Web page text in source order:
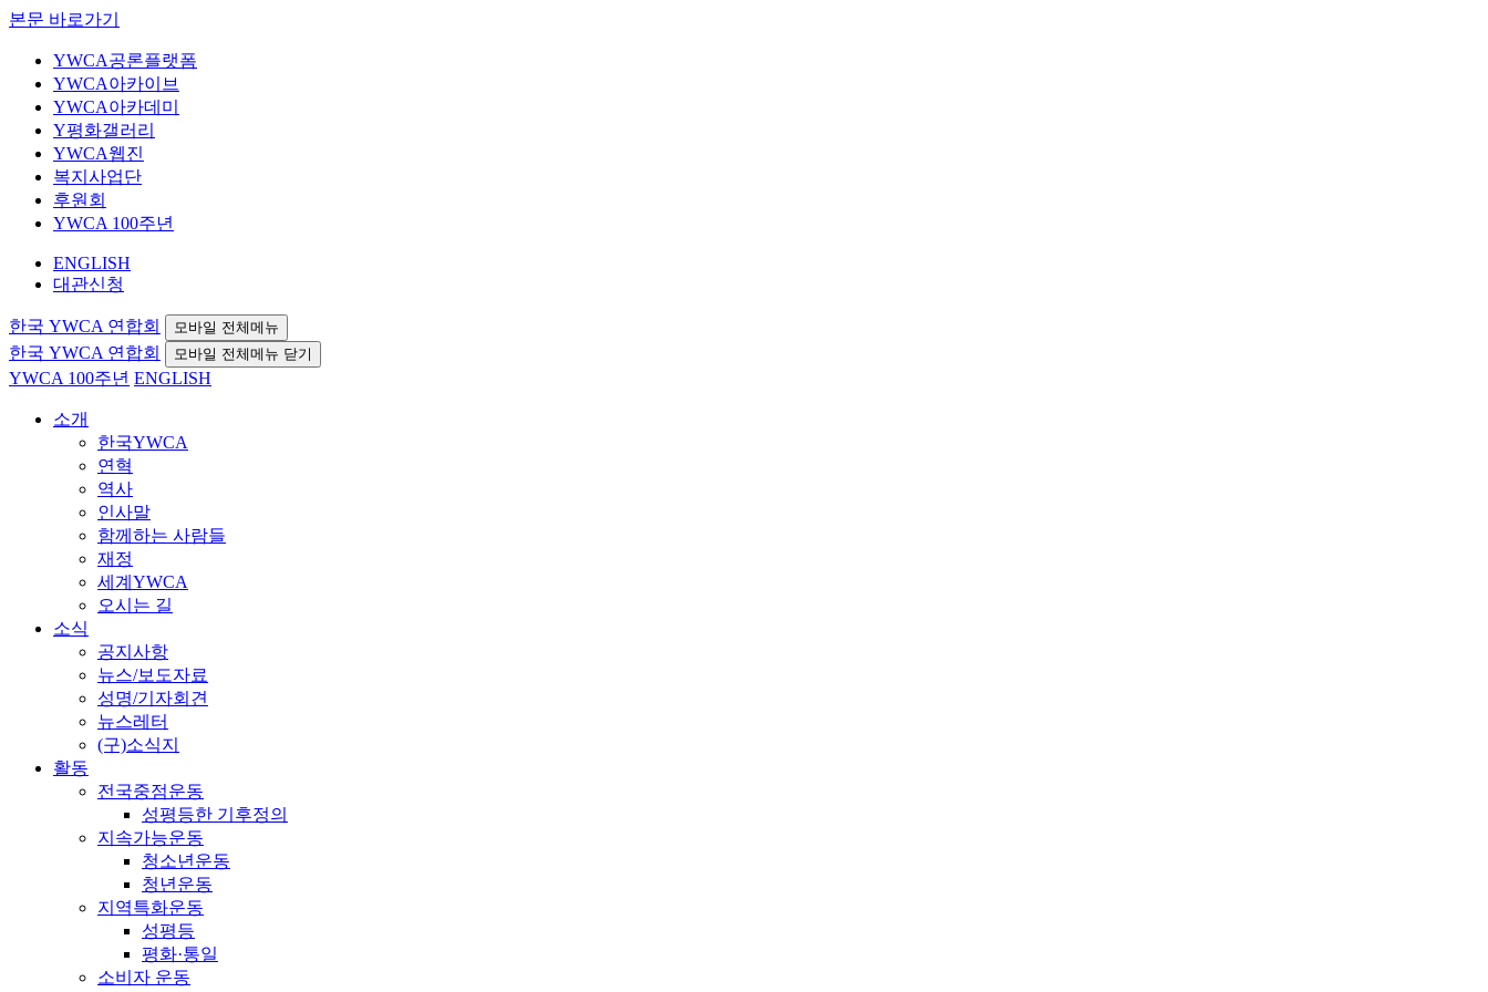
본문 바로가기
YWCA공론플랫폼
YWCA아카이브
YWCA아카데미
Y평화갤러리
YWCA웹진
복지사업단
후원회
YWCA 100주년
ENGLISH
대관신청
한국 YWCA 연합회 모바일 전체메뉴
한국 YWCA 연합회 모바일 전체메뉴 닫기
YWCA 100주년 ENGLISH
소개
한국YWCA
연혁
역사
인사말
함께하는 사람들
재정
세계YWCA
오시는 길
소식
공지사항
뉴스/보도자료
성명/기자회견
뉴스레터
(구)소식지
활동
전국중점운동
성평등한 기후정의
지속가능운동
청소년운동
청년운동
지역특화운동
성평등
평화·통일
소비자 운동